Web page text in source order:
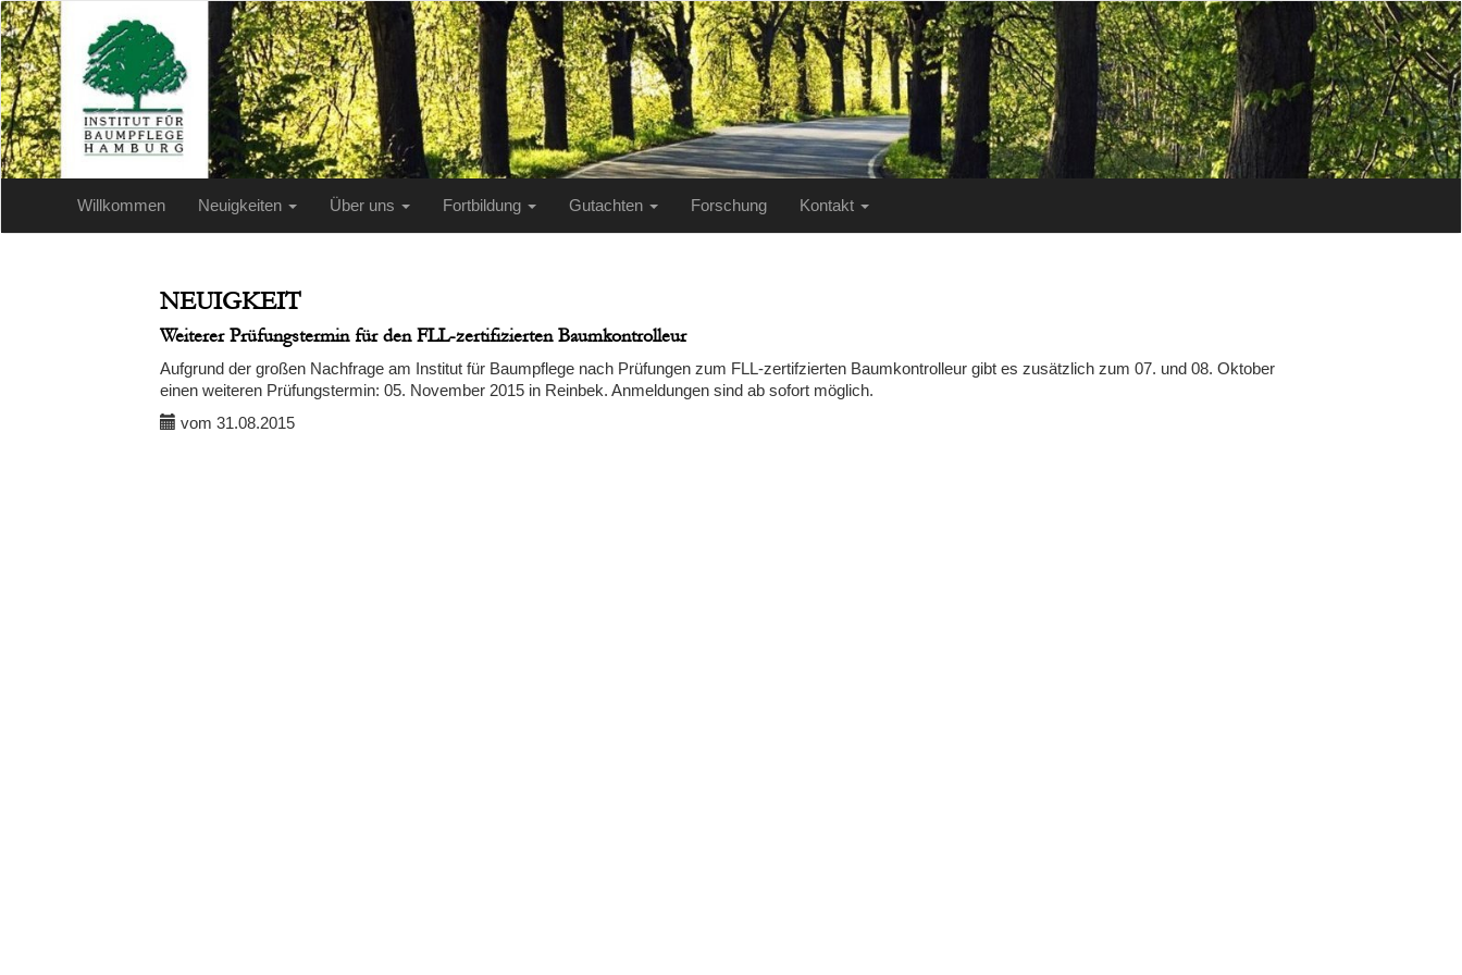
Willkommen Neuigkeiten Über uns Fortbildung Gutachten Forschung Kontakt
NEUIGKEIT
Weiterer Prüfungstermin für den FLL-zertifizierten Baumkontrolleur
Aufgrund der großen Nachfrage am Institut für Baumpflege nach Prüfungen zum FLL-zertifzierten Baumkontrolleur gibt es zusätzlich zum 07. und 08. Oktober
einen weiteren Prüfungstermin: 05. November 2015 in Reinbek. Anmeldungen sind ab sofort möglich.
vom 31.08.2015